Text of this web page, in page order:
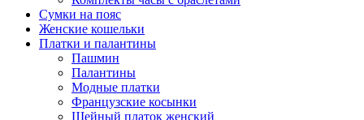
Сумки на пояс
Женские кошельки
Платки и палантины
Пашмин
Палантины
Модные платки
Французские косынки
Шейный платок женский